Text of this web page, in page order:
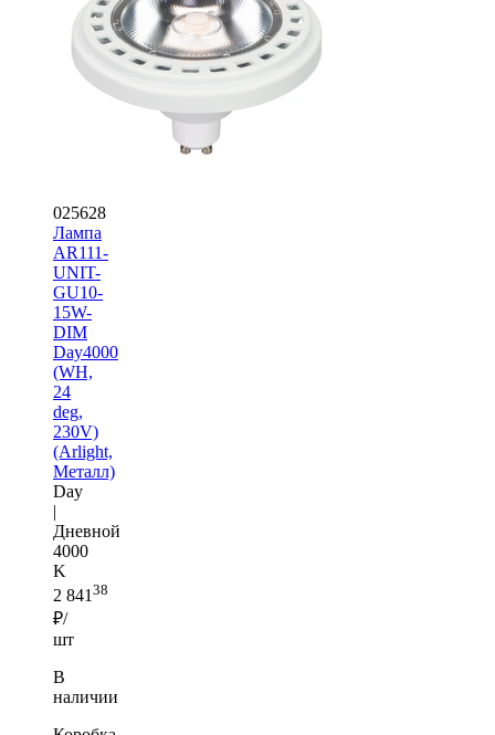
025628
Лампа
AR111-
UNIT-
GU10-
15W-
DIM
Day4000
(WH,
24
deg,
230V)
(Arlight,
Металл)
Day
|
Дневной
4000
K
2 841 38
₽/
шт
В
наличии